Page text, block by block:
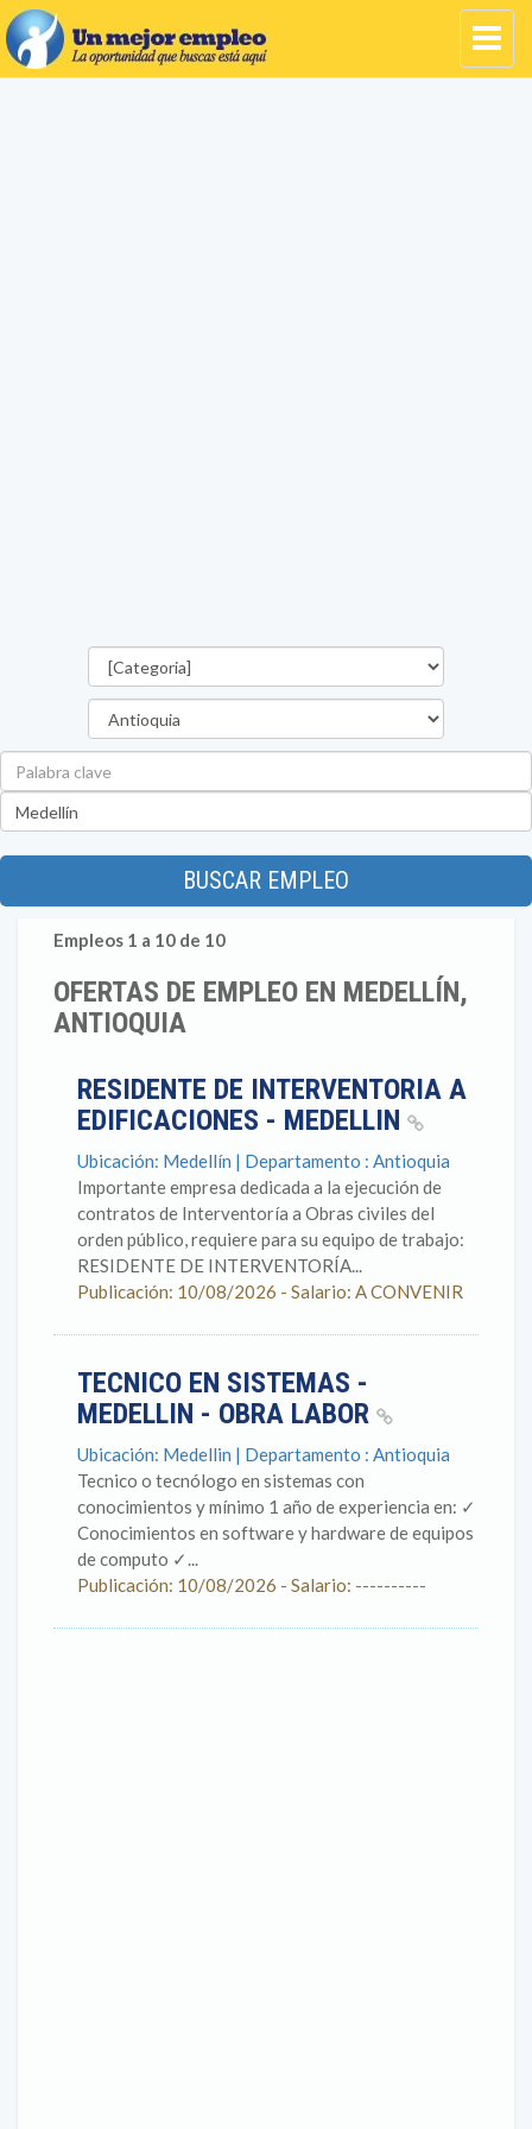
BUSCAR EMPLEO
Empleos 1 a 10 de 10
OFERTAS DE EMPLEO EN MEDELLÍN,
ANTIOQUIA
RESIDENTE DE INTERVENTORIA A
EDIFICACIONES - MEDELLIN
Ubicación: Medellín | Departamento : Antioquia
Importante empresa dedicada a la ejecución de
contratos de Interventoría a Obras civiles del
orden público, requiere para su equipo de trabajo:
RESIDENTE DE INTERVENTORÍA...
Publicación: 10/08/2026 - Salario: A CONVENIR
TECNICO EN SISTEMAS -
MEDELLIN - OBRA LABOR
Ubicación: Medellin | Departamento : Antioquia
Tecnico o tecnólogo en sistemas con
conocimientos y mínimo 1 año de experiencia en: ✓
Conocimientos en software y hardware de equipos
de computo ✓...
Publicación: 10/08/2026 - Salario: ----------